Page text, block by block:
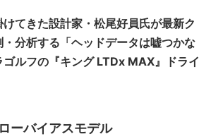
てきた設計家・松尾好員氏が最新ク
分析する「ヘッドデータは嘘つかな
ルフの『キング LTDx MAX』ドライ
ーバイアスモデル